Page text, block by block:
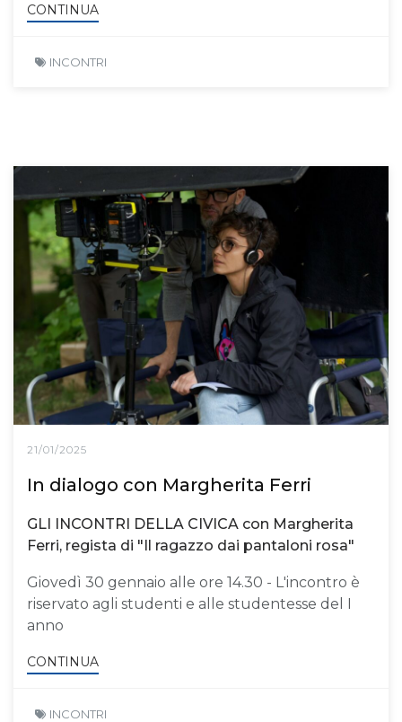
CONTINUA
INCONTRI
21/01/2025
In dialogo con Margherita Ferri
GLI INCONTRI DELLA CIVICA con Margherita
Ferri, regista di "Il ragazzo dai pantaloni rosa"
Giovedì 30 gennaio alle ore 14.30 - L'incontro è
riservato agli studenti e alle studentesse del I
anno
CONTINUA
INCONTRI